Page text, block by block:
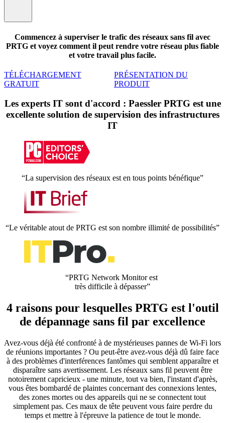
Commencez à superviser le trafic des réseaux sans fil avec
PRTG et voyez comment il peut rendre votre réseau plus fiable
et votre travail plus facile.
TÉLÉCHARGEMENT
GRATUIT
PRÉSENTATION DU
PRODUIT
Les experts IT sont d'accord : Paessler PRTG est une
excellente solution de supervision des infrastructures
IT
“La supervision des réseaux est en tous points bénéfique”
“Le véritable atout de PRTG est son nombre illimité de possibilités”
“PRTG Network Monitor est
très difficile à dépasser”
4 raisons pour lesquelles PRTG est l'outil
de dépannage sans fil par excellence
Avez-vous déjà été confronté à de mystérieuses pannes de Wi-Fi lors
de réunions importantes ? Ou peut-être avez-vous déjà dû faire face
à des problèmes d'interférences fantômes qui semblent apparaître et
disparaître sans avertissement. Les réseaux sans fil peuvent être
notoirement capricieux - une minute, tout va bien, l'instant d'après,
vous êtes bombardé de plaintes concernant des connexions lentes,
des zones mortes ou des appareils qui ne se connectent tout
simplement pas. Ces maux de tête peuvent vous faire perdre du
temps et mettre à l'épreuve la patience de tout le monde.